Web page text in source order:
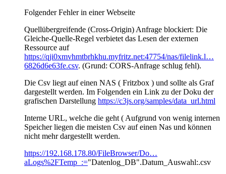
Folgender Fehler in einer Webseite
Quellübergreifende (Cross-Origin) Anfrage blockiert: Die
Gleiche-Quelle-Regel verbietet das Lesen der externen
Ressource auf
https://qji0xmvhmtbrhkhu.myfritz.net:47754/nas/filelink.l…
6826d6e63fe.csv. (Grund: CORS-Anfrage schlug fehl).
Die Csv liegt auf einen NAS ( Fritzbox ) und sollte als Graf
dargestellt werden. Im Folgenden ein Link zu der Doku der
grafischen Darstellung https://c3js.org/samples/data_url.html
Interne URL, welche die geht ( Aufgrund von wenig internen
Speicher liegen die meisten Csv auf einen Nas und können
nicht mehr dargestellt werden.
https://192.168.178.80/FileBrowser/Do…
aLogs%2FTemp_:="Datenlog_DB".Datum_Auswahl:.csv